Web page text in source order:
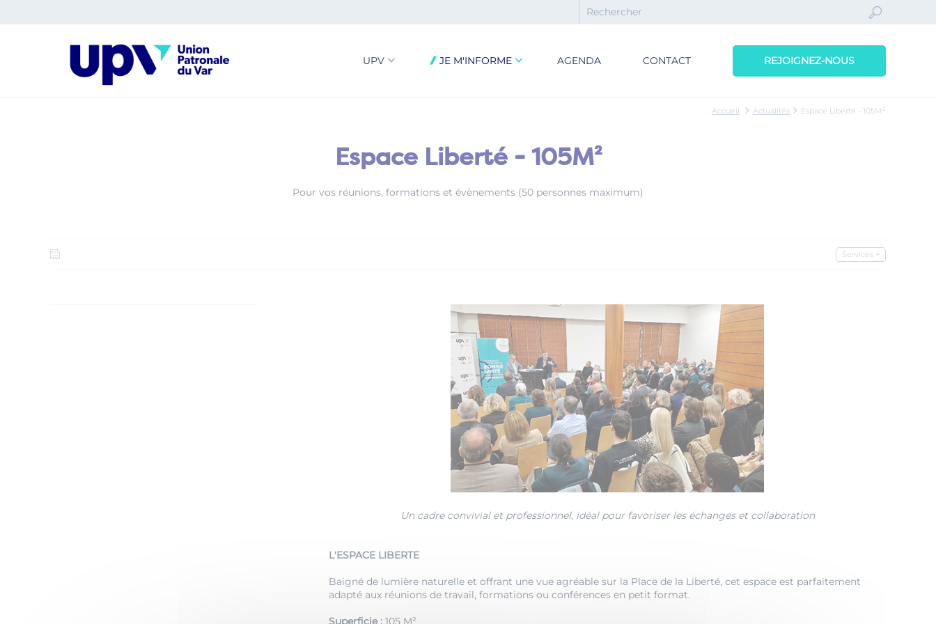
UPV JE M'INFORME AGENDA CONTACT REJOIGNEZ-NOUS
Accueil Actualités Espace Liberté - 105M²
Espace Liberté - 105M²
Pour vos réunions, formations et évènements (50 personnes maximum)
Services +
Un cadre convivial et professionnel, idéal pour favoriser les échanges et collaboration
L'ESPACE LIBERTE
Baigné de lumière naturelle et offrant une vue agréable sur la Place de la Liberté, cet espace est parfaitement
adapté aux réunions de travail, formations ou conférences en petit format.
Superficie : 105 M²